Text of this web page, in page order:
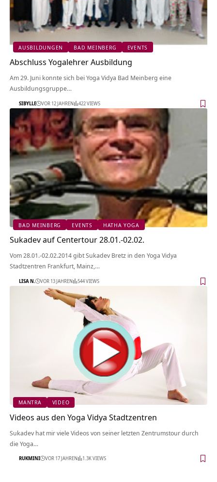
AUSBILDUNGEN BAD MEINBERG EVENTS
Abschluss Yogalehrer Ausbildung
Am 29. Juni konnte sich bei Yoga Vidya Bad Meinberg eine
Ausbildungsgruppe…
SIBYLLE VOR 12 JAHREN 422 VIEWS
BAD MEINBERG EVENTS HATHA YOGA
Sukadev auf Centertour 28.01.-02.02.
Vom 28.01.-02.02.2014 gibt Sukadev Bretz in den Yoga Vidya
Stadtzentren Frankfurt, Mainz,…
LISA N. VOR 13 JAHREN 544 VIEWS
MANTRA VIDEO
Videos aus den Yoga Vidya Stadtzentren
Sukadev hat mir viele Videos von seiner letzten Zentrumstour durch
die Yoga…
RUKMINI VOR 17 JAHREN 1.3K VIEWS